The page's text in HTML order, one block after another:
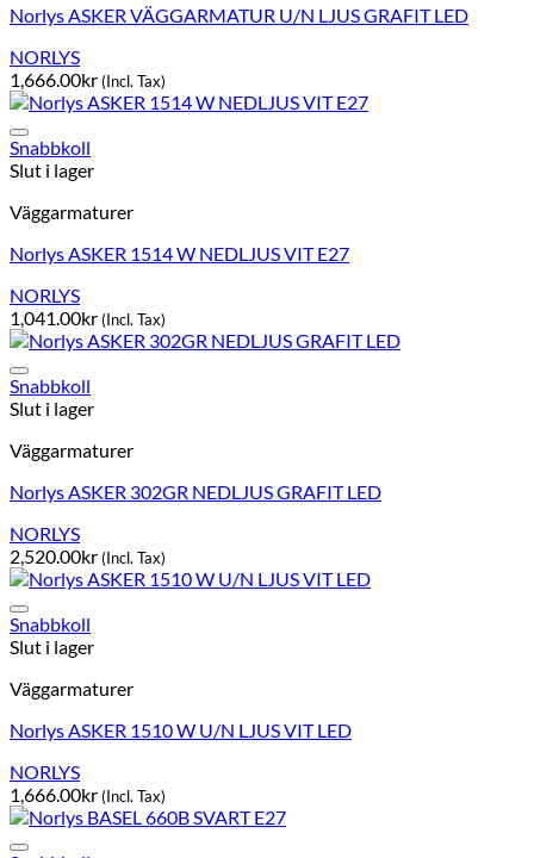
Norlys ASKER VÄGGARMATUR U/N LJUS GRAFIT LED
NORLYS
1,666.00kr(Incl. Tax)
Snabbkoll
Slut i lager
Väggarmaturer
Norlys ASKER 1514 W NEDLJUS VIT E27
NORLYS
1,041.00kr(Incl. Tax)
Snabbkoll
Slut i lager
Väggarmaturer
Norlys ASKER 302GR NEDLJUS GRAFIT LED
NORLYS
2,520.00kr(Incl. Tax)
Snabbkoll
Slut i lager
Väggarmaturer
Norlys ASKER 1510 W U/N LJUS VIT LED
NORLYS
1,666.00kr(Incl. Tax)